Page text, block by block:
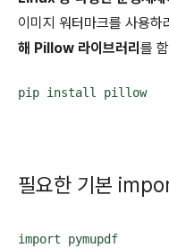
이미지 워터마크를 사용하
해 Pillow 라이브러리 를
pip install pillow
필요한 기본
import pymupdf